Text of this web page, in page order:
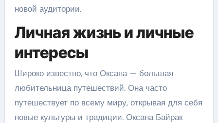
новой аудитории.
Личная жизнь и личные
интересы
Широко известно, что Оксана — большая
любительница путешествий. Она часто
путешествует по всему миру, открывая для себя
новые культуры и традиции. Оксана Байрак